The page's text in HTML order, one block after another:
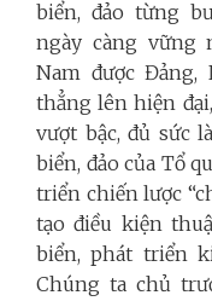
biển, đảo từng
ngày càng vững
Nam được
thẳng lên hiện
vượt bậc, đủ sức
biển, đảo của Tổ
triển chiến lược
tạo điều kiện
biển, phát triển
Chúng ta chủ